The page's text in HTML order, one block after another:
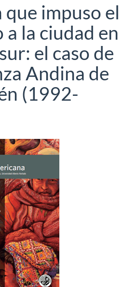
que impuso el
a la ciudad en
el caso de
Andina de
(1992-